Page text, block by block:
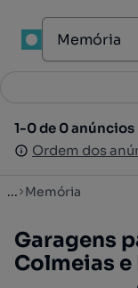
1-0 de 0 anúncios
Ordem dos
1-0 de 0 anúncios
Ordem dos
... Memória
Garagens
Colmeias